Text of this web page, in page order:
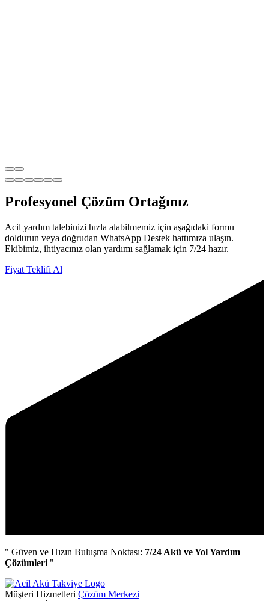
Profesyonel Çözüm Ortağınız
Acil yardım talebinizi hızla alabilmemiz için aşağıdaki formu
doldurun veya doğrudan WhatsApp Destek hattımıza ulaşın.
Ekibimiz, ihtiyacınız olan yardımı sağlamak için 7/24 hazır.
Fiyat Teklifi Al
" Güven ve Hızın Buluşma Noktası: 7/24 Akü ve Yol Yardım
Çözümleri "
Müşteri Hizmetleri Çözüm Merkezi